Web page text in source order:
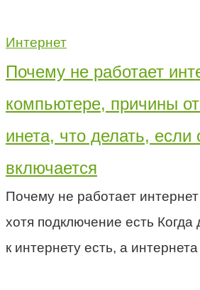
Интернет
Почему не работает
компьютере, причины
инета, что делать, если
включается
Почему не работает
хотя подключение есть Когда
к интернету есть, а интернета